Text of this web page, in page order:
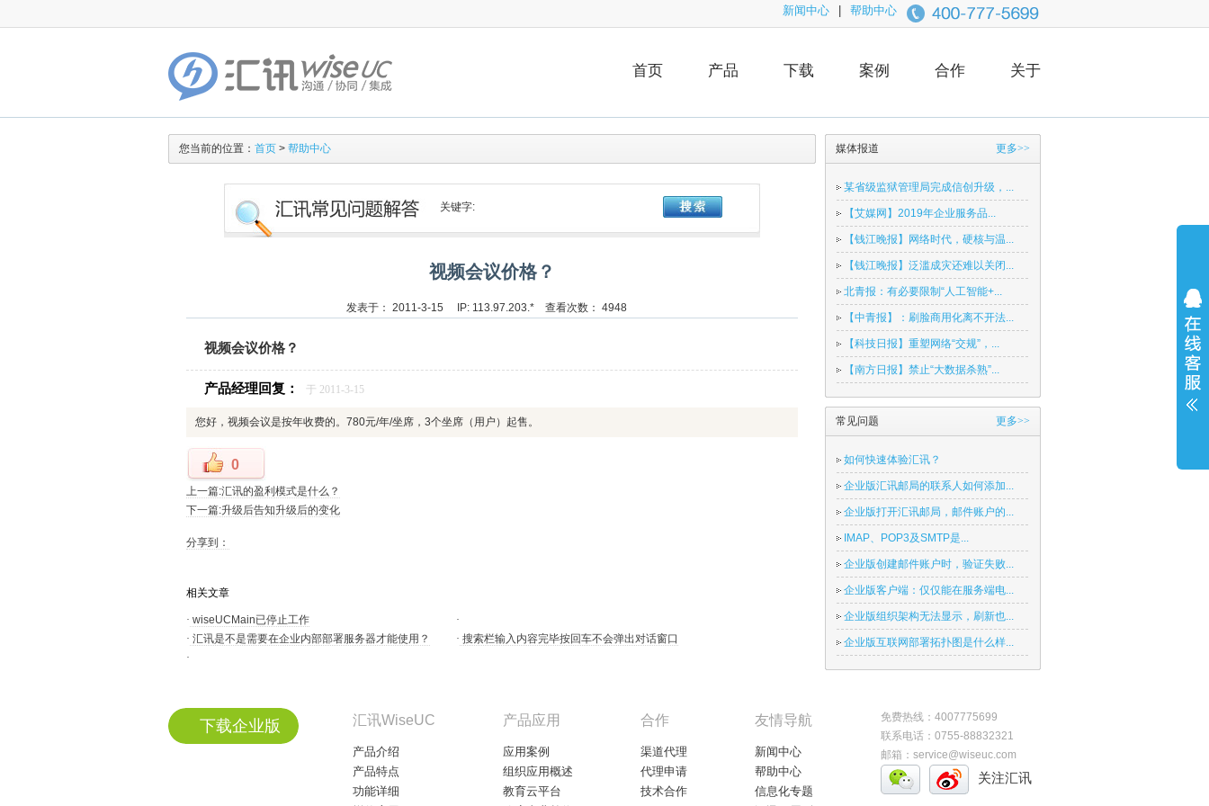
新闻中心 帮助中心
首页 产品 下载 案例 合作 关于
您当前的位置： 首页 > 帮助中心
关键字:
视频会议价格？
发表于： 2011-3-15 IP: 113.97.203.* 查看次数： 4948
视频会议价格？
产品经理回复： 于 2011-3-15
您好，视频会议是按年收费的。780元/年/坐席，3个坐席（用户）起售。
0
上一篇:汇讯的盈利模式是什么？
下一篇:升级后告知升级后的变化
分享到：
相关文章
· wiseUCMain已停止工作
·
· 汇讯是不是需要在企业内部部署服务器才能使用？ · 搜索栏输入内容完毕按回车不会弹出对话窗口
·
媒体报道 更多>>
某省级监狱管理局完成信创升级，...
【艾媒网】2019年企业服务品...
【钱江晚报】网络时代，硬核与温...
【钱江晚报】泛滥成灾还难以关闭...
北青报：有必要限制“人工智能+...
【中青报】：刷脸商用化离不开法...
【科技日报】重塑网络“交规”，...
【南方日报】禁止“大数据杀熟”...
常见问题 更多>>
如何快速体验汇讯？
企业版汇讯邮局的联系人如何添加...
企业版打开汇讯邮局，邮件账户的...
IMAP、POP3及SMTP是...
企业版创建邮件账户时，验证失败...
企业版客户端：仅仅能在服务端电...
企业版组织架构无法显示，刷新也...
企业版互联网部署拓扑图是什么样...
下载企业版 汇讯WiseUC
产品介绍
产品特点
功能详细
产品应用
应用案例
组织应用概述
教育云平台
合作
渠道代理
代理申请
技术合作
友情导航
新闻中心
帮助中心
信息化专题
免费热线：4007775699
联系电话：0755-88832321
邮箱：service@wiseuc.com
关注汇讯